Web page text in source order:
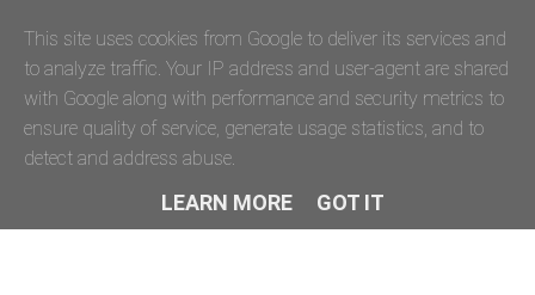
This site uses cookies from Google to deliver its services and
to analyze traffic. Your IP address and user-agent are shared
with Google along with performance and security metrics to
ensure quality of service, generate usage statistics, and to
detect and address abuse.
LEARN MORE GOT IT